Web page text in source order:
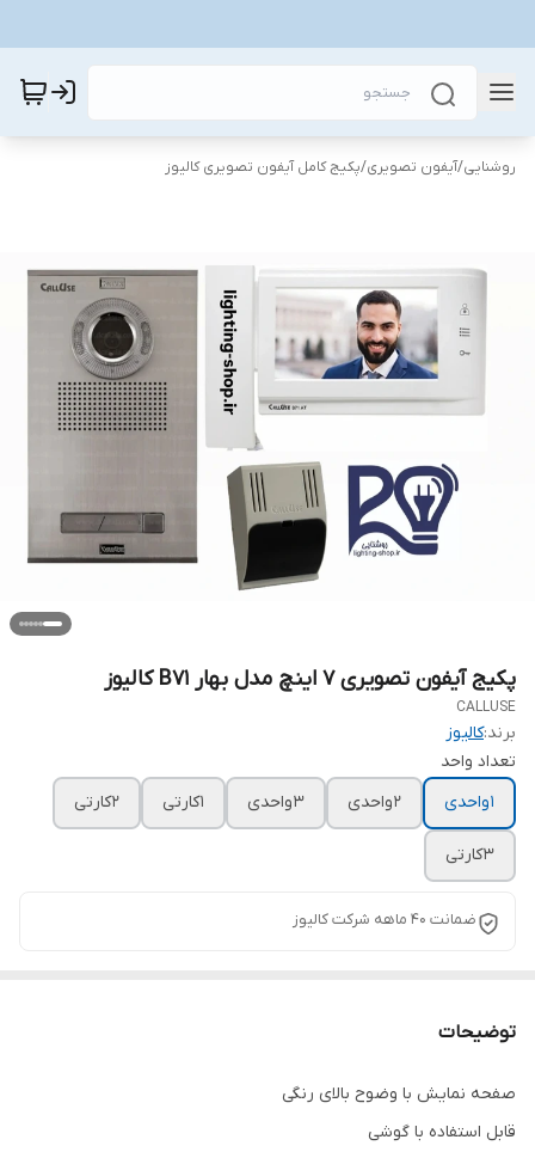
روشنایی/آیفون تصویری/پکیج کامل آیفون تصویری کالیوز
پکیج آیفون تصویری 7 اینچ مدل بهار B71 کالیوز
CALLUSE
برند:کالیوز
تعداد واحد
1 واحدی
2 واحدی 3 واحدی 1 کارتی 2 کارتی
3 کارتی
ضمانت 40 ماهه شرکت کالیوز
توضیحات
صفحه نمایش با وضوح بالای رنگی
قابل استفاده با گوشی